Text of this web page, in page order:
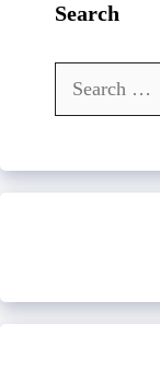
Search
Search
for: